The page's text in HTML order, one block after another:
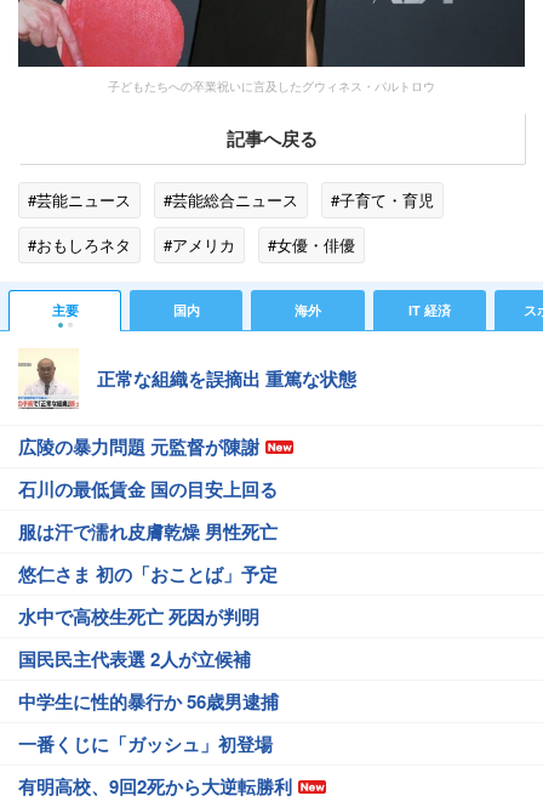
子どもたちへの卒業祝いに言及したグウィネス・パルトロウ
記事へ戻る
#芸能ニュース #芸能総合ニュース
#子育て・育児
#おもしろネタ
#アメリカ #女優・俳優
主要 国内 海外 IT 経済 ス
正常な組織を誤摘出 重篤な状態
広陵の暴力問題 元監督が陳謝
石川の最低賃金 国の目安上回る
服は汗で濡れ皮膚乾燥 男性死亡
悠仁さま 初の「おことば」予定
水中で高校生死亡 死因が判明
国民民主代表選 2人が立候補
中学生に性的暴行か 56歳男逮捕
一番くじに「ガッシュ」初登場
有明高校、9回2死から大逆転勝利